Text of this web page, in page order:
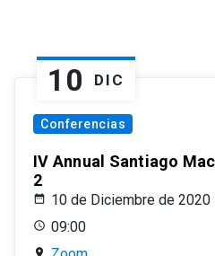
10 DIC
Conferencias
IV Annual Santiago
2
10 de Diciembre de 2020
09:00